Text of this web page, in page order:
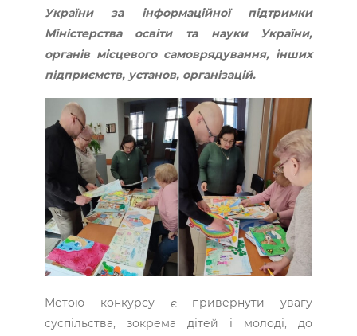
України за інформаційної підтримки
Міністерства освіти та науки України,
органів місцевого самоврядування, інших
підприємств, установ, організацій.
Метою конкурсу є привернути увагу
суспільства, зокрема дітей і молоді, до